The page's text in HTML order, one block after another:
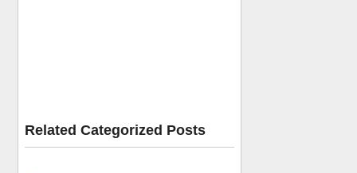
Related Categorized Posts